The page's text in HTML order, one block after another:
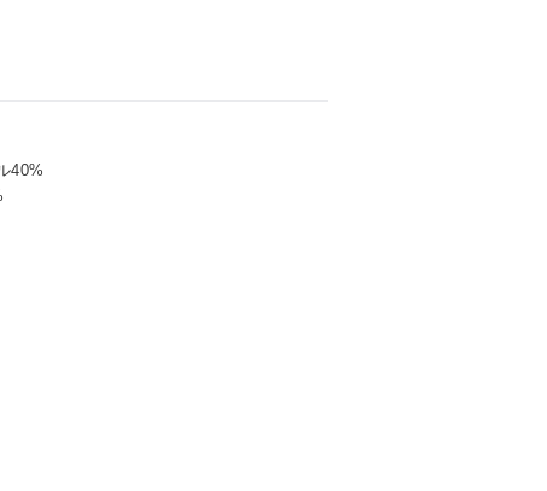
40%